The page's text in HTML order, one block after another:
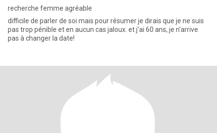
recherche femme agréable
difficile de parler de soi mais pour résumer je dirais que je ne suis
pas trop pénible et en aucun cas jaloux. et j'ai 60 ans, je n'arrive
pas à changer la date!